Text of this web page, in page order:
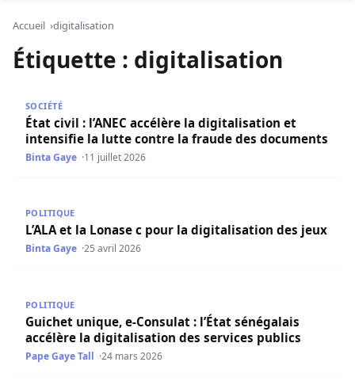
Accueil digitalisation
Étiquette : digitalisation
SOCIÉTÉ
État civil : l’ANEC accélère la digitalisation et
intensifie la lutte contre la fraude des documents
Binta Gaye 11 juillet 2026
POLITIQUE
L’ALA et la Lonase c pour la digitalisation des jeux
Binta Gaye 25 avril 2026
POLITIQUE
Guichet unique, e-Consulat : l’État sénégalais
accélère la digitalisation des services publics
Pape Gaye Tall 24 mars 2026